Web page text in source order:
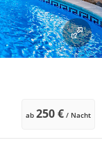
ab 250 € / Nacht